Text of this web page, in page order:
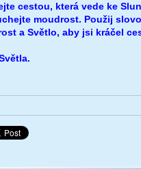
cestou, která vede ke
moudrost. Použij
a Světlo, aby jsi kráčel